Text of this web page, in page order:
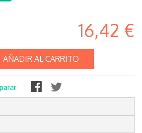
16,42 €
AÑADIR AL CARRITO